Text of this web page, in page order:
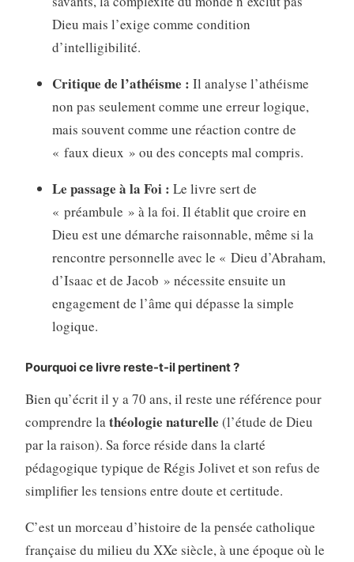
Dieu mais l’exige comme condition
d’intelligibilité.
Critique de l’athéisme : Il analyse l’athéisme
non pas seulement comme une erreur logique,
mais souvent comme une réaction contre de
« faux dieux » ou des concepts mal compris.
Le passage à la Foi : Le livre sert de
« préambule » à la foi. Il établit que croire en
Dieu est une démarche raisonnable, même si la
rencontre personnelle avec le « Dieu d’Abraham,
d’Isaac et de Jacob » nécessite ensuite un
engagement de l’âme qui dépasse la simple
logique.
Pourquoi ce livre reste-t-il pertinent ?
Bien qu’écrit il y a 70 ans, il reste une référence pour
comprendre la théologie naturelle (l’étude de Dieu
par la raison). Sa force réside dans la clarté
pédagogique typique de Régis Jolivet et son refus de
simplifier les tensions entre doute et certitude.
C’est un morceau d’histoire de la pensée catholique
française du milieu du XXe siècle, à une époque où le